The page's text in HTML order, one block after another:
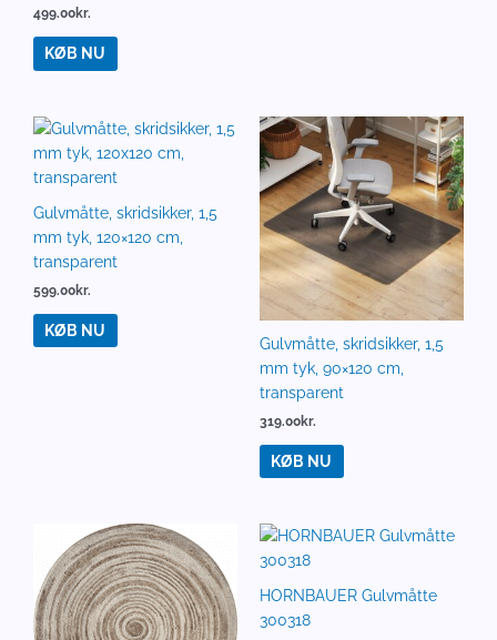
499.00kr.
KØB NU
Gulvmåtte, skridsikker, 1,5
mm tyk, 120×120 cm,
transparent
599.00kr.
KØB NU
Gulvmåtte, skridsikker, 1,5
mm tyk, 90×120 cm,
transparent
319.00kr.
KØB NU
HORNBAUER Gulvmåtte
300318